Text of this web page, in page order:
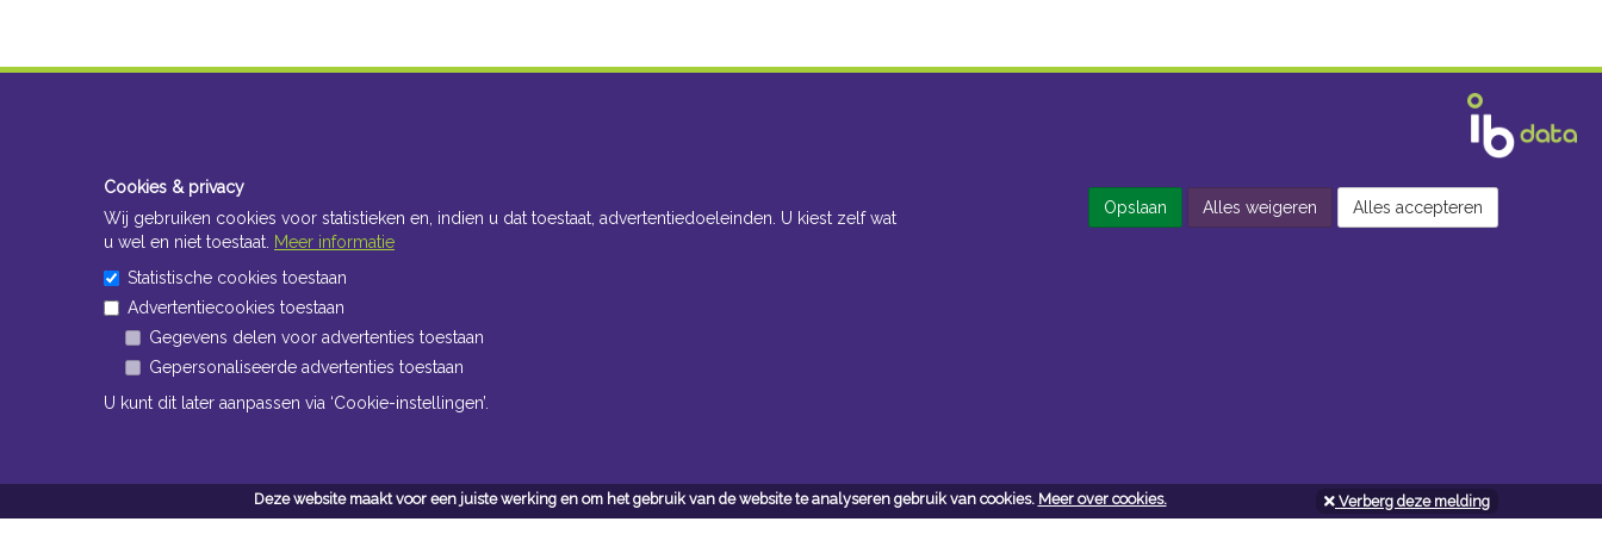
Deze website maakt voor een juiste werking en om het gebruik van de website te analyseren gebruik van cookies. Meer over cookies. Verberg deze melding
Contacteer ons Openingsuren toonzaal Openingsuren doe-het-zelf
Cookies & privacy
Wij gebruiken cookies voor statistieken en, indien u dat toestaat, advertentiedoeleinden. U kiest zelf wat
u wel en niet toestaat. Meer informatie
Statistische cookies toestaan
Advertentiecookies toestaan
Gegevens delen voor advertenties toestaan
Gepersonaliseerde advertenties toestaan
U kunt dit later aanpassen via ‘Cookie-instellingen’.
Opslaan Alles weigeren Alles accepteren